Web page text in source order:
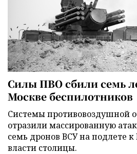
Силы ПВО сбили семь
Москве беспилотников
Cистемы противовоздушной
отразили массированную
семь дронов ВСУ на подлете
власти столицы.